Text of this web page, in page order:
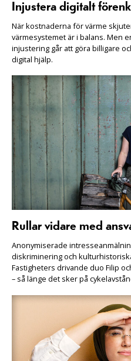
Injustera digitalt
När kostnaderna för värme
värmesystemet är i balans. Men
injustering går att göra billigare
digital hjälp.
Rullar vidare med
Anonymiserade
diskriminering och
Fastigheters drivande duo Filip
– så länge det sker på